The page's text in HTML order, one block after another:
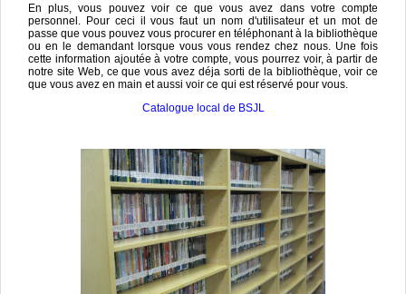
En plus, vous pouvez voir ce que vous avez dans votre compte
personnel. Pour ceci il vous faut un nom d'utilisateur et un mot de
passe que vous pouvez vous procurer en téléphonant à la bibliothèque
ou en le demandant lorsque vous vous rendez chez nous. Une fois
cette information ajoutée à votre compte, vous pourrez voir, à partir de
notre site Web, ce que vous avez déja sorti de la bibliothèque, voir ce
que vous avez en main et aussi voir ce qui est réservé pour vous.
Catalogue local de BSJL